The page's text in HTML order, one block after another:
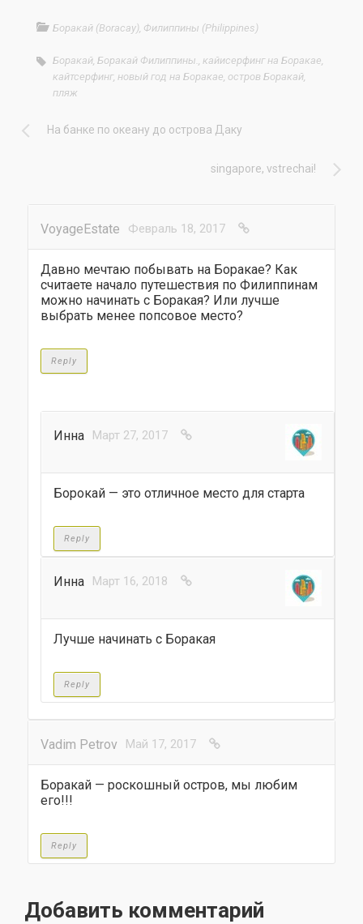
Боракай (Boracay), Филиппины (Philippines)
Боракай, Боракай Филиппины., кайисерфинг на Боракае,
кайтсерфинг, новый год на Боракае, остров Боракай,
пляж
На банке по океану до острова Даку
singapore, vstrechai!
VoyageEstate Февраль 18, 2017
Давно мечтаю побывать на Боракае? Как
считаете начало путешествия по Филиппинам
можно начинать с Боракая? Или лучше
выбрать менее попсовое место?
Reply
Инна Март 27, 2017
Борокай — это отличное место для старта
Reply
Инна Март 16, 2018
Лучше начинать с Боракая
Reply
Vadim Petrov Май 17, 2017
Боракай — роскошный остров, мы любим
его!!!
Reply
Добавить комментарий